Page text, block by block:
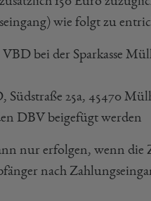
wie folgt zu
bei der Sparkasse
Südstraße 25a, 45470
DBV beigefügt werden
nur erfolgen, wenn die
nach